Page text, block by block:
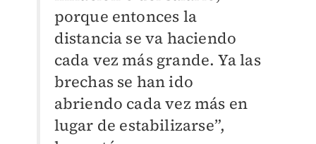
porque entonces la
distancia se va haciendo
cada vez más grande. Ya las
brechas se han ido
abriendo cada vez más en
lugar de estabilizarse”,